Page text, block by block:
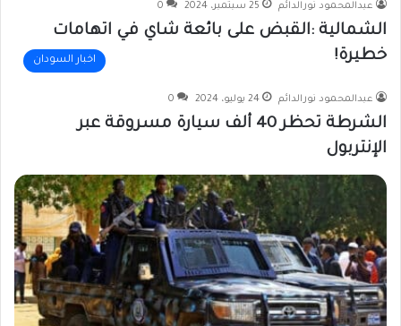
عبدالمحمود نورالدائم 25 سبتمبر، 2024 0
الشمالية :القبض على بائعة شاي في اتهامات
خطيرة!
اخبار السودان
عبدالمحمود نورالدائم 24 يوليو، 2024 0
الشرطة تحظر 40 ألف سيارة مسروقة عبر
الإنتربول